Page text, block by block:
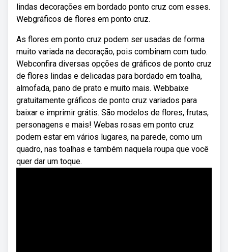
lindas decorações em bordado ponto cruz com esses.
Webgráficos de flores em ponto cruz.
As flores em ponto cruz podem ser usadas de forma
muito variada na decoração, pois combinam com tudo.
Webconfira diversas opções de gráficos de ponto cruz
de flores lindas e delicadas para bordado em toalha,
almofada, pano de prato e muito mais. Webbaixe
gratuitamente gráficos de ponto cruz variados para
baixar e imprimir grátis. São modelos de flores, frutas,
personagens e mais! Webas rosas em ponto cruz
podem estar em vários lugares, na parede, como um
quadro, nas toalhas e também naquela roupa que você
quer dar um toque.